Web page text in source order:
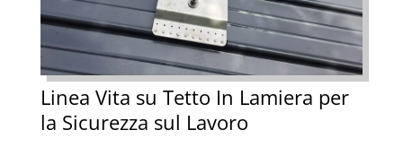
Linea Vita su Tetto In Lamiera per
la Sicurezza sul Lavoro